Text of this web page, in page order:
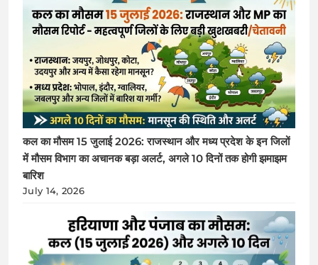
कल का मौसम 15 जुलाई 2026: राजस्थान और मध्य प्रदेश के इन जिलों
में मौसम विभाग का अचानक बड़ा अलर्ट, अगले 10 दिनों तक होगी झमाझम
बारिश
July 14, 2026